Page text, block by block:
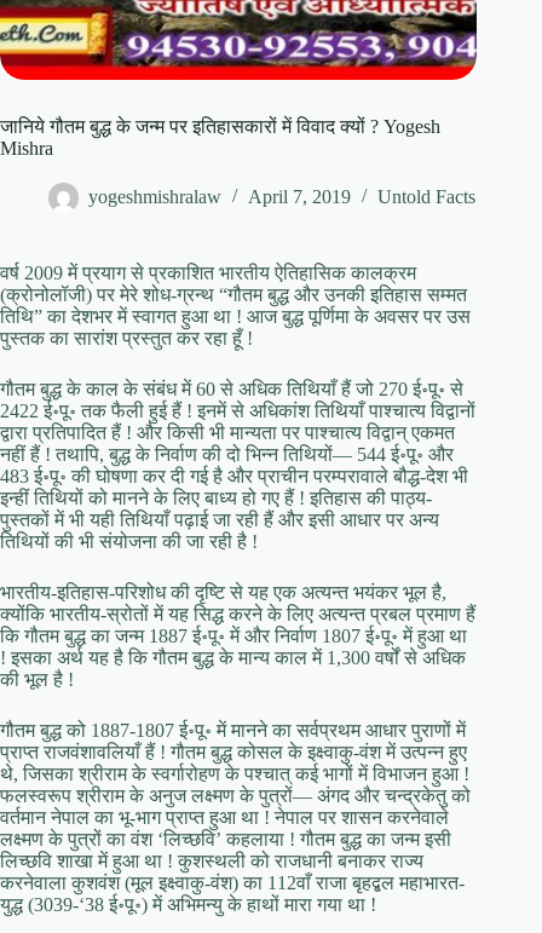
जानिये गौतम बुद्ध के जन्म पर इतिहासकारों में विवाद क्यों ? Yogesh
Mishra
yogeshmishralaw April 7, 2019 Untold Facts
वर्ष 2009 में प्रयाग से प्रकाशित भारतीय ऐतिहासिक कालक्रम
(क्रोनोलॉजी) पर मेरे शोध-ग्रन्थ “गौतम बुद्ध और उनकी इतिहास सम्मत
तिथि” का देशभर में स्वागत हुआ था ! आज बुद्ध पूर्णिमा के अवसर पर उस
पुस्तक का सारांश प्रस्तुत कर रहा हूँ !
गौतम बुद्ध के काल के संबंध में 60 से अधिक तिथियाँ हैं जो 270 ई॰पू॰ से
2422 ई॰पू॰ तक फैली हुई हैं ! इनमें से अधिकांश तिथियाँ पाश्चात्य विद्वानों
द्वारा प्रतिपादित हैं ! और किसी भी मान्यता पर पाश्चात्य विद्वान् एकमत
नहीं हैं ! तथापि, बुद्ध के निर्वाण की दो भिन्न तिथियों— 544 ई॰पू॰ और
483 ई॰पू॰ की घोषणा कर दी गई है और प्राचीन परम्परावाले बौद्ध-देश भी
इन्हीं तिथियों को मानने के लिए बाध्य हो गए हैं ! इतिहास की पाठ्य-
पुस्तकों में भी यही तिथियाँ पढ़ाई जा रही हैं और इसी आधार पर अन्य
तिथियों की भी संयोजना की जा रही है !
भारतीय-इतिहास-परिशोध की दृष्टि से यह एक अत्यन्त भयंकर भूल है,
क्योंकि भारतीय-स्रोतों में यह सिद्ध करने के लिए अत्यन्त प्रबल प्रमाण हैं
कि गौतम बुद्ध का जन्म 1887 ई॰पू॰ में और निर्वाण 1807 ई॰पू॰ में हुआ था
! इसका अर्थ यह है कि गौतम बुद्ध के मान्य काल में 1,300 वर्षों से अधिक
की भूल है !
गौतम बुद्ध को 1887-1807 ई॰पू॰ में मानने का सर्वप्रथम आधार पुराणों में
प्राप्त राजवंशावलियाँ हैं ! गौतम बुद्ध कोसल के इक्ष्वाकु-वंश में उत्पन्न हुए
थे, जिसका श्रीराम के स्वर्गारोहण के पश्चात् कई भागों में विभाजन हुआ !
फलस्वरूप श्रीराम के अनुज लक्ष्मण के पुत्रों— अंगद और चन्द्रकेतु को
वर्तमान नेपाल का भू-भाग प्राप्त हुआ था ! नेपाल पर शासन करनेवाले
लक्ष्मण के पुत्रों का वंश ‘लिच्छवि’ कहलाया ! गौतम बुद्ध का जन्म इसी
लिच्छवि शाखा में हुआ था ! कुशस्थली को राजधानी बनाकर राज्य
करनेवाला कुशवंश (मूल इक्ष्वाकु-वंश) का 112वाँ राजा बृहद्बल महाभारत-
युद्ध (3039-‘38 ई॰पू॰) में अभिमन्यु के हाथों मारा गया था !